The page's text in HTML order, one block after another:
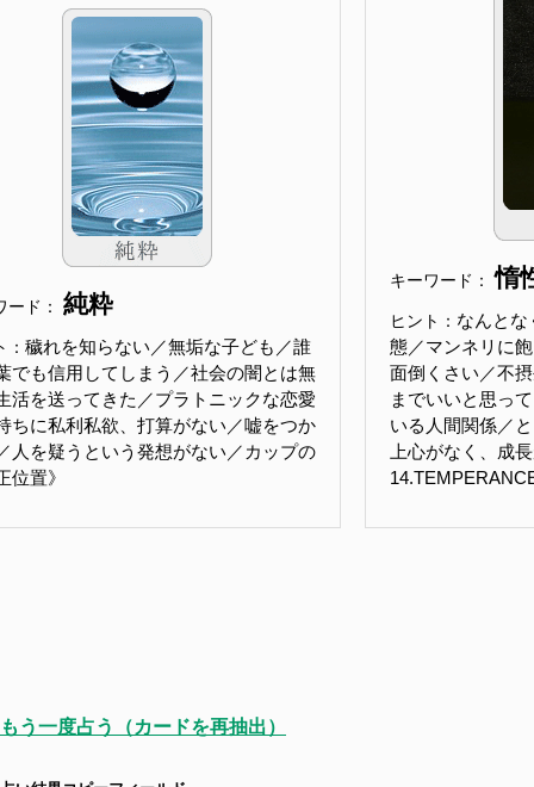
ード： 純粋
： 穢れを知らない／無垢な子ども／誰
でも信用してしまう／社会の闇とは無
活を送ってきた／プラトニックな恋愛
ちに私利私欲、打算がない／嘘をつか
人を疑うという発想がない／カップの
位置》
キーワード：惰
ヒント： なんとな
態／マンネリに
面倒くさい／不
までいいと思っ
いる人間関係／
上心がなく、成
もう一度占う（カードを再抽出）